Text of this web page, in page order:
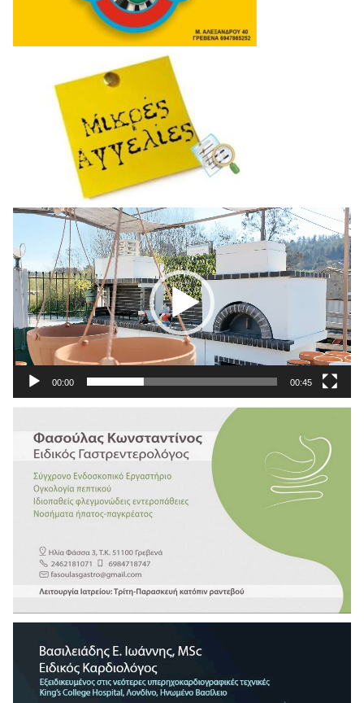
Πρόγραμμα
Αναπαραγωγής
Βίντεο
00:00 00:45